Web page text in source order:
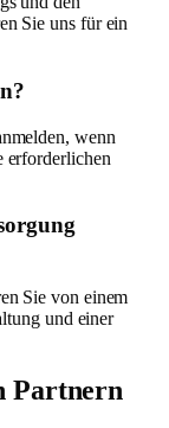
Sie uns für ein
wenn
erforderlichen
Sie von einem
und einer
Partnern